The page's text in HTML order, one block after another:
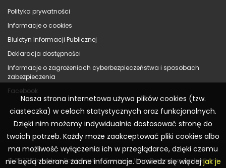
Polityka prywatności
Informacje o cookies
Biuletyn Informacji Publicznej
Deklaracja dostępności
Informacje o zagrożeniach cyberbezpieczeństwa i sposobach
zabezpieczenia
Facebook
© 2023 Starostwo Powiatowe w Koninie – Wszelkie prawa zastrzeżone
Nasza strona internetowa używa plików cookies (tzw.
ciasteczka) w celach statystycznych oraz funkcjonalnych.
Dzięki nim możemy indywidualnie dostosować stronę do
twoich potrzeb. Każdy może zaakceptować pliki cookies albo
ma możliwość wyłączenia ich w przeglądarce, dzięki czemu
nie będą zbierane żadne informacje. Dowiedz się więcejjak je